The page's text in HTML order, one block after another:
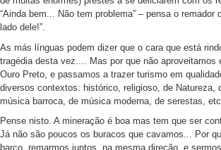
“Ainda bem... Não tem problema” – pensa o remador
lado dele!”.
As más línguas podem dizer que o cara que está
tragédia desta vez.... Mas por que não aproveitamos
Ouro Preto, e passamos a trazer turismo em
diversos contextos: histórico, religioso, de Natureza,
música barroca, de música moderna, de serestas,
Pense nisto. A mineração é boa mas tem que ser
Já não são poucos os buracos que cavamos... Por
barco, remarmos juntos, na mesma direção, e